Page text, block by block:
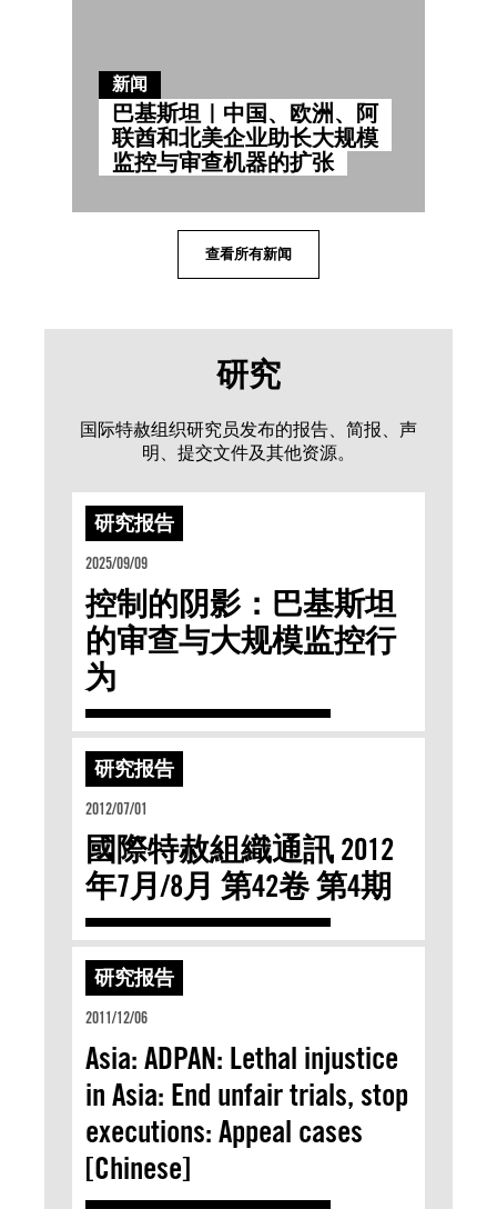
新闻
巴基斯坦｜中国、欧洲、阿
联酋和北美企业助长大规模
监控与审查机器的扩张
查看所有新闻
研究
国际特赦组织研究员发布的报告、简报、声
明、提交文件及其他资源。
研究报告
2025/09/09
控制的阴影：巴基斯坦
的审查与⼤规模监控⾏
为
研究报告
2012/07/01
國際特赦組織通訊 2012
年7月/8月 第42卷 第4期
研究报告
2011/12/06
Asia: ADPAN: Lethal injustice
in Asia: End unfair trials, stop
executions: Appeal cases
[Chinese]